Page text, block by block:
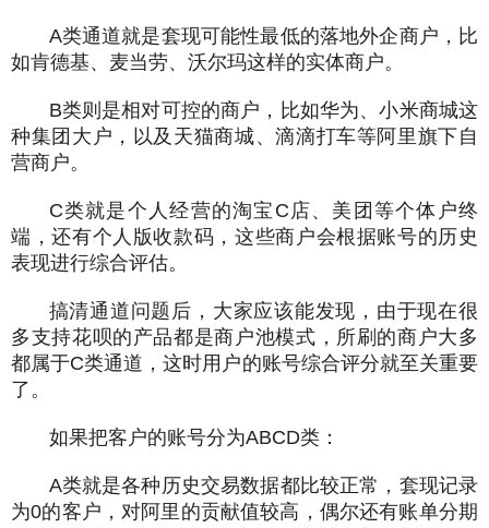
A类通道就是套现可能性最低的落地外企商户，比
如肯德基、麦当劳、沃尔玛这样的实体商户。
B类则是相对可控的商户，比如华为、小米商城这
种集团大户，以及天猫商城、滴滴打车等阿里旗下自
营商户。
C类就是个人经营的淘宝C店、美团等个体户终
端，还有个人版收款码，这些商户会根据账号的历史
表现进行综合评估。
搞清通道问题后，大家应该能发现，由于现在很
多支持花呗的产品都是商户池模式，所刷的商户大多
都属于C类通道，这时用户的账号综合评分就至关重要
了。
如果把客户的账号分为ABCD类：
A类就是各种历史交易数据都比较正常，套现记录
为0的客户，对阿里的贡献值较高，偶尔还有账单分期